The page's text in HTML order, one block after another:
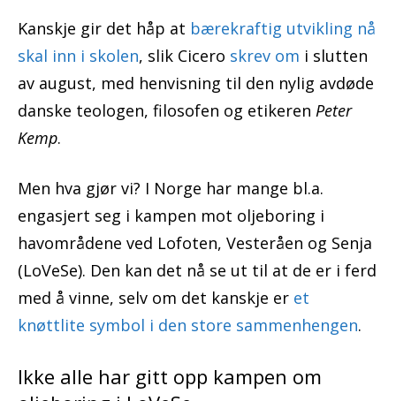
Kanskje gir det håp at bærekraftig utvikling nå
skal inn i skolen, slik Cicero skrev om i slutten
av august, med henvisning til den nylig avdøde
danske teologen, filosofen og etikeren Peter
Kemp.
Men hva gjør vi? I Norge har mange bl.a.
engasjert seg i kampen mot oljeboring i
havområdene ved Lofoten, Vesteråen og Senja
(LoVeSe). Den kan det nå se ut til at de er i ferd
med å vinne, selv om det kanskje er et
knøttlite symbol i den store sammenhengen.
Ikke alle har gitt opp kampen om